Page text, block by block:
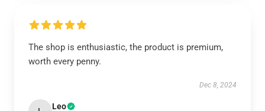
The shop is enthusiastic, the product is premium,
worth every penny.
Dec 8, 2024
Leo